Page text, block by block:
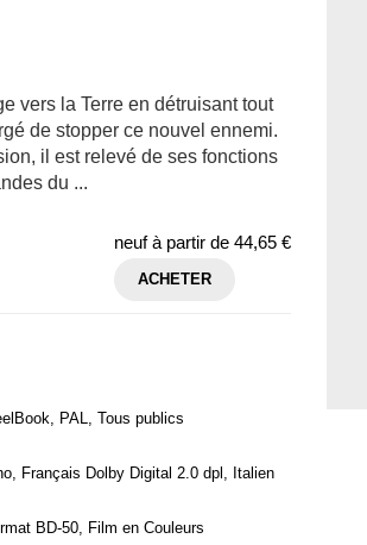
vers la Terre en détruisant tout
de stopper ce nouvel ennemi.
il est relevé de ses fonctions
du ...
neuf à partir de 44,65 €
ACHETER
PAL, Tous publics
Français Dolby Digital 2.0 dpl, Italien
BD-50, Film en Couleurs